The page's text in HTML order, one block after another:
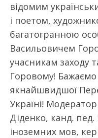
відомим
і поетом,
багатогранною
Васильовичем
учасникам заходу
Горовому! Бажаємо
якнайшвидшої
Україні!
Діденко, канд.
іноземних мов,